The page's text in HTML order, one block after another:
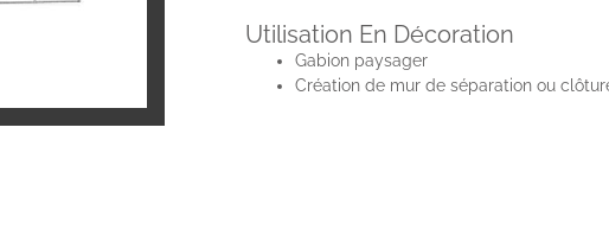
Utilisation En Décoration
Gabion paysager
Création de mur de séparation ou